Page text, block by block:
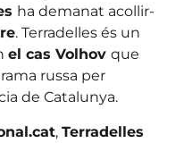
ha demanat acollir-
. Terradelles és un
el cas Volhov que
russa per
de Catalunya.
, Terradelles